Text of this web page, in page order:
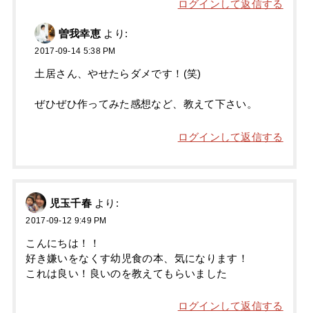
ログインして返信する
曽我幸恵 より:
2017-09-14 5:38 PM
土居さん、やせたらダメです！(笑)
ぜひぜひ作ってみた感想など、教えて下さい。
ログインして返信する
児玉千春 より:
2017-09-12 9:49 PM
こんにちは！！
好き嫌いをなくす幼児食の本、気になります！
これは良い！良いのを教えてもらいました
ログインして返信する